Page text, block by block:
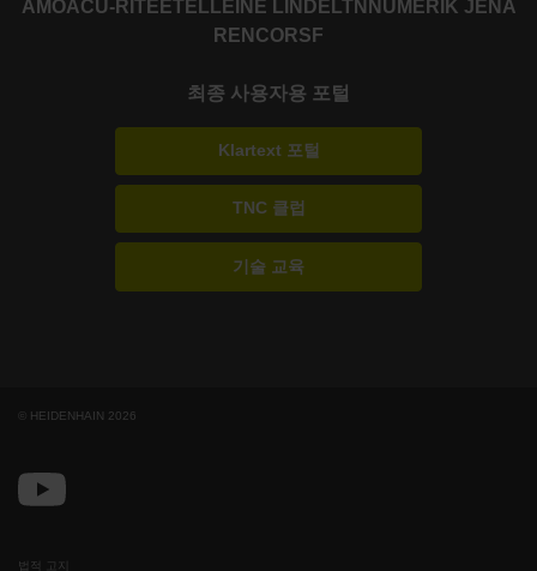
AMOACU-RITE ETEL LEINE LINDE LTN NUMERIK JENA
RENCORSF
최종 사용자용 포털
Klartext 포털
TNC 클럽
기술 교육
© HEIDENHAIN 2026
법적 고지